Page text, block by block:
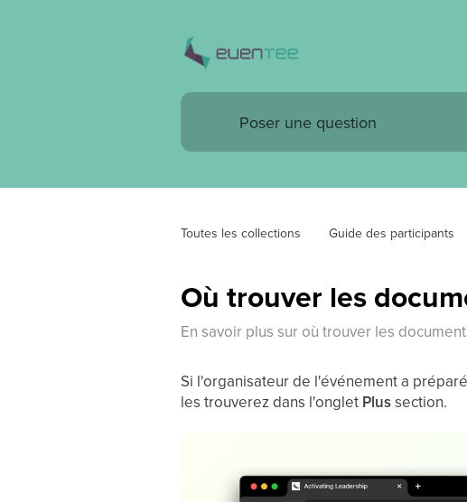
Toutes les collections Guide des participants
Où trouver les
En savoir plus sur où trouver les
Si l'organisateur de l'événement a
les trouverez dans l'onglet Plussection.